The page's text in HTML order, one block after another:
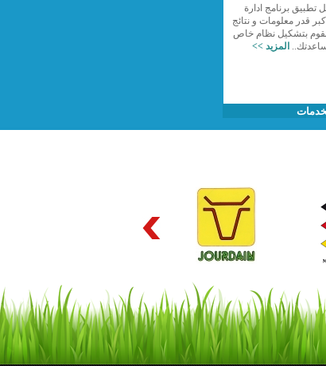
تطبيق برنامج ادارة
قدر معلومات و نتائج
بتشكيل نظام خاص
المزيد >>